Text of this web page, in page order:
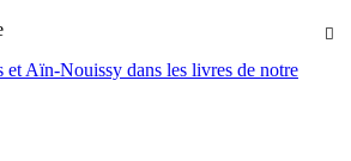

et Aïn-Nouissy dans les livres de notre